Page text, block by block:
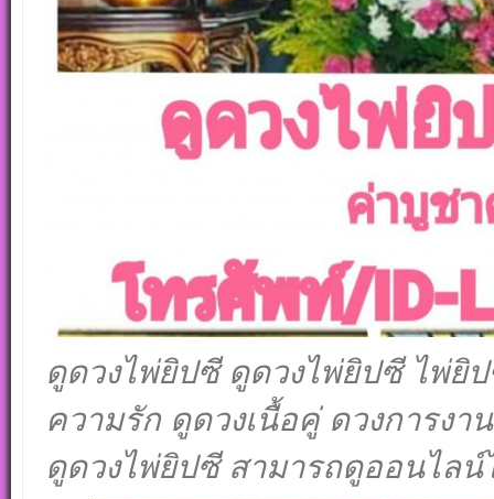
ดูดวงไพ่ยิปซี ดูดวงไพ่ยิปซี ไพ่ยิ
ความรัก ดูดวงเนื้อคู่ ดวงการงา
ดูดวงไพ่ยิปซี สามารถดูออนไลน์